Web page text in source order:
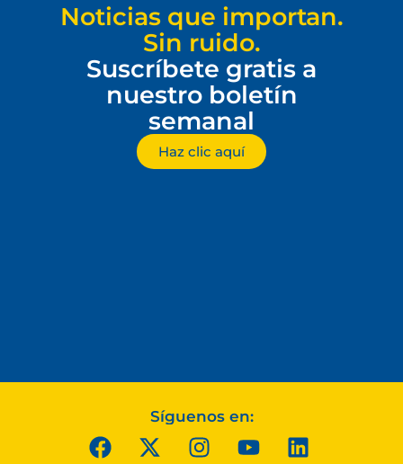
Noticias que importan.
Sin ruido.
Suscríbete gratis a
nuestro boletín
semanal
Haz clic aquí
Síguenos en: